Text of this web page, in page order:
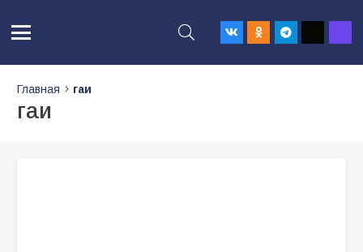
Главная гаи
гаи